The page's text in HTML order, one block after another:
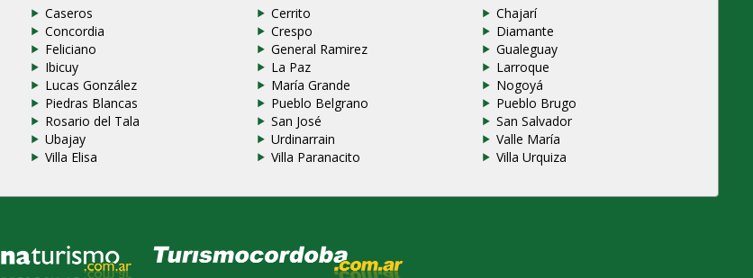
Caseros Cerrito
Chajarí
Concordia Crespo
Diamante
Feliciano General Ramirez
Gualeguay
Ibicuy La Paz
Larroque
Lucas González María Grande
Nogoyá
Piedras Blancas Pueblo Belgrano
Pueblo Brugo
Rosario del Tala San José
San Salvador
Ubajay Urdinarrain
Valle María
Villa Elisa Villa Paranacito
Villa Urquiza